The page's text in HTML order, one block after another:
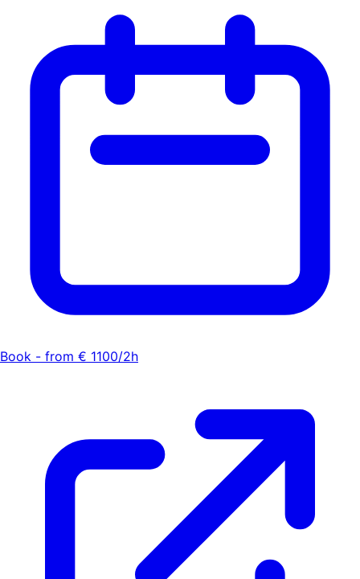
Book - from € 1100/2h